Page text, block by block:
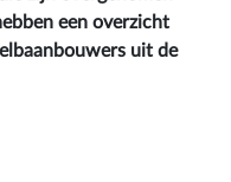
een overzicht
uit de